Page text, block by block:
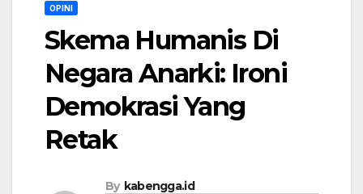
OPINI
Skema Humanis Di
Negara Anarki: Ironi
Demokrasi Yang
Retak
By kabengga.id